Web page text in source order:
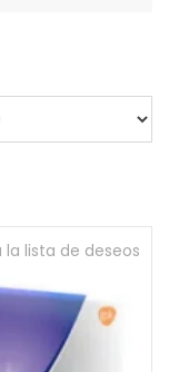
la lista de deseos